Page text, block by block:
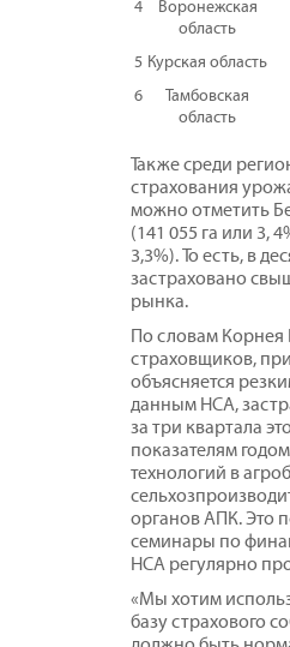
4
Воронежская
область
5 Курская область
6
Тамбовская
область
Также среди
страхования
можно отметить
(141 055 га или 3,
3,3%). То есть, в
застраховано
рынка.
По словам Корнея
страховщиков,
объясняется
данным НСА,
за три квартала
показателям
технологий в
органов АПК. Это
семинары по
НСА регулярно
«Мы хотим
базу страхового